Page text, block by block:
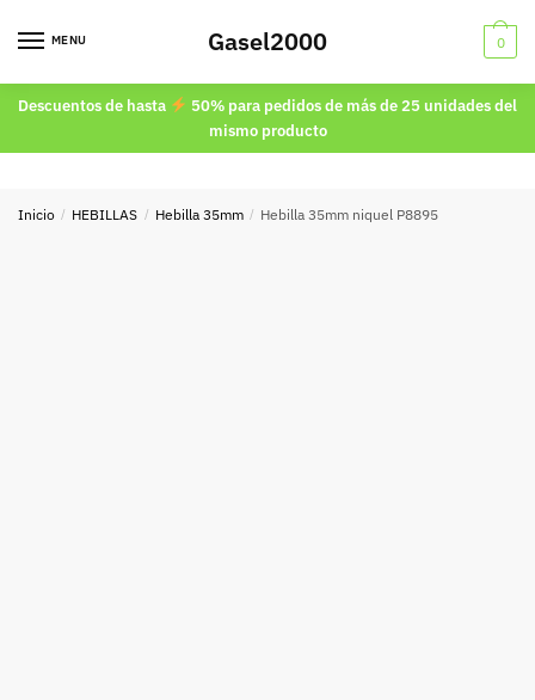
MENU Gasel2000 0
Descuentos de hasta
50% para pedidos de más de 25 unidades del
mismo producto
Inicio / HEBILLAS / Hebilla 35mm / Hebilla 35mm niquel P8895